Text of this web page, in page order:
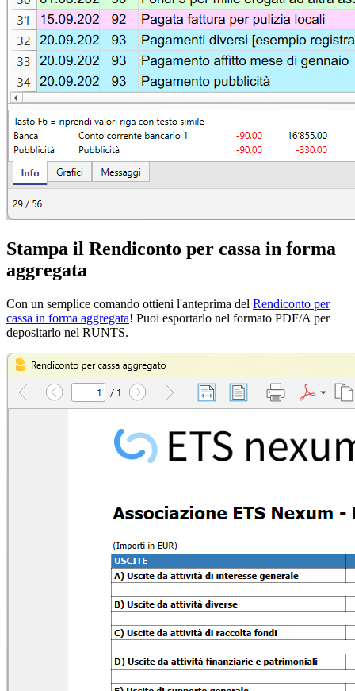
Stampa il Rendiconto per cassa in forma
aggregata
Con un semplice comando ottieni l'anteprima del Rendiconto per
cassa in forma aggregata! Puoi esportarlo nel formato PDF/A per
depositarlo nel RUNTS.